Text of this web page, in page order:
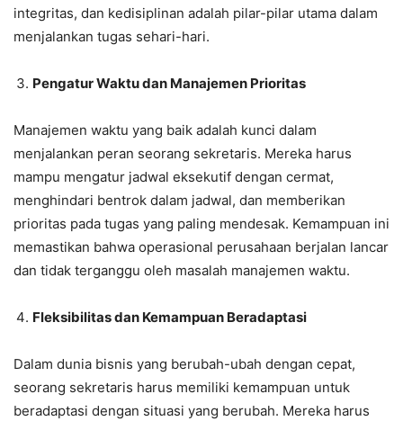
integritas, dan kedisiplinan adalah pilar-pilar utama dalam
menjalankan tugas sehari-hari.
Pengatur Waktu dan Manajemen Prioritas
Manajemen waktu yang baik adalah kunci dalam
menjalankan peran seorang sekretaris. Mereka harus
mampu mengatur jadwal eksekutif dengan cermat,
menghindari bentrok dalam jadwal, dan memberikan
prioritas pada tugas yang paling mendesak. Kemampuan ini
memastikan bahwa operasional perusahaan berjalan lancar
dan tidak terganggu oleh masalah manajemen waktu.
Fleksibilitas dan Kemampuan Beradaptasi
Dalam dunia bisnis yang berubah-ubah dengan cepat,
seorang sekretaris harus memiliki kemampuan untuk
beradaptasi dengan situasi yang berubah. Mereka harus